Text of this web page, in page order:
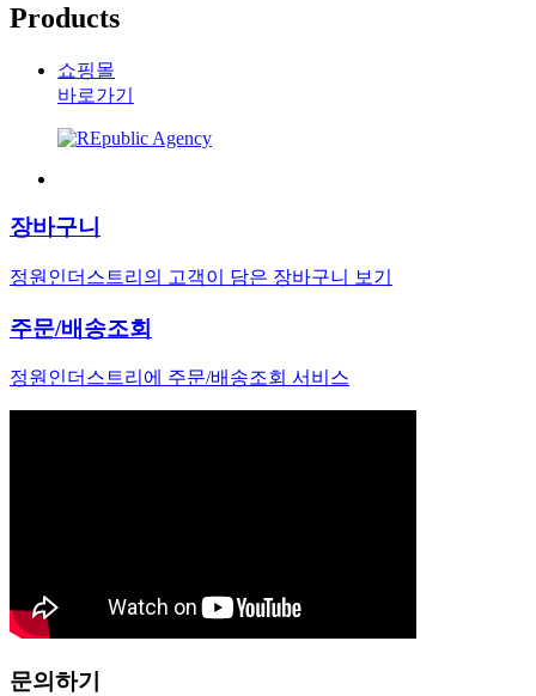
Products
쇼핑몰
바로가기
장바구니
정원인더스트리의 고객이 담은 장바구니 보기
주문/배송조회
정원인더스트리에 주문/배송조회 서비스
문의하기